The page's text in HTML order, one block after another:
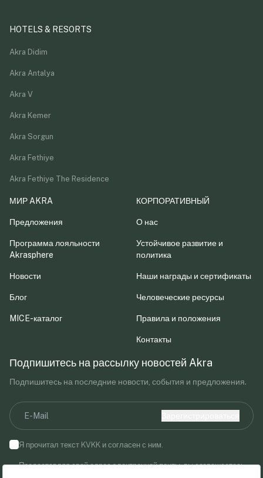
HOTELS & RESORTS
Akra Didim
Akra Antalya
Akra V
Akra Kemer
Akra Sorgun
Akra Fethiye
Akra Fethiye The Residence
МИР AKRA
Предложения
Программа лояльности
Akrasphere
Новости
Блог
MICE-каталог
КОРПОРАТИВНЫЙ
О нас
Устойчивое развитие и
политика
Наши награды и сертификаты
Человеческие ресурсы
Правила и положения
Контакты
Подпишитесь на рассылку новостей Akra
Подпишитесь на последние новости, события и предложения.
Я прочитал текст KVKK и согласен с ним.
Предоставляя свой адрес электронной почты, вы соглашаетесь